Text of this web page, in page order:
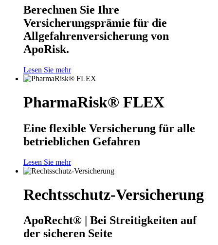
Berechnen Sie Ihre
Versicherungsprämie für die
Allgefahrenversicherung von
ApoRisk.
Lesen Sie mehr
PharmaRisk® FLEX
Eine flexible Versicherung für alle
betrieblichen Gefahren
Lesen Sie mehr
Rechtsschutz-Versicherung
ApoRecht® | Bei Streitigkeiten auf
der sicheren Seite